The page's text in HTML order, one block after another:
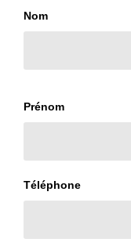
Nom
Prénom
Téléphone